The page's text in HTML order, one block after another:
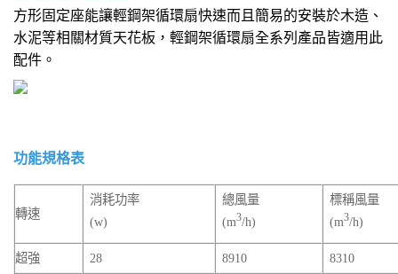
方形固定座能讓輕鋼架循環扇快速而且簡易的安裝於木造、
水泥等相關材質天花板，輕鋼架循環扇全系列產品皆適用此
配件。
功能規格表
轉速
消耗功率
(w)
總風量
(m3/h)
標稱風量
(m3/h)
超強 28 8910 8310